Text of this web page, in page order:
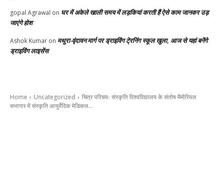
gopal Agrawal on घर में अकेले खाली समय में लड़कियां करती हैं ऐसे काम जानकर उड़
जाएंगे होश
Ashok Kumar on मथुरा-वृंदावन मार्ग पर ड्राइविंग टे्रनिंग स्कूल खुला, आज से यहां बनेंगे
ड्राइविंग लाइसेंस